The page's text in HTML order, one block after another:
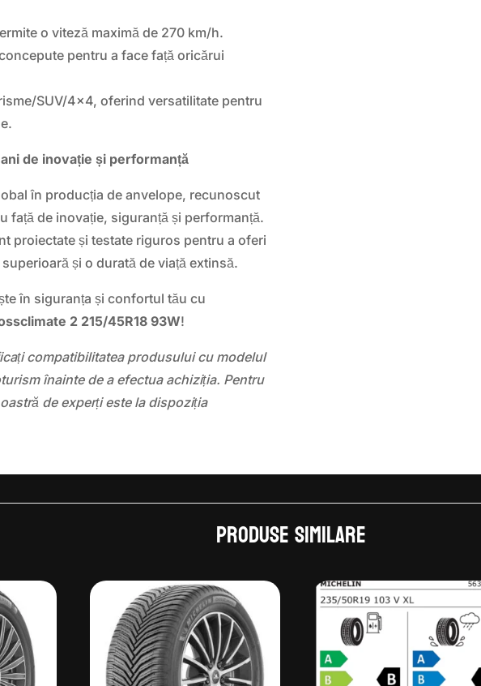
o viteză maximă de 270 km/h.
pentru a face față oricărui
SUV/4×4, oferind versatilitate pentru
de inovație și performanță
în producția de anvelope, recunoscut
față de inovație, siguranță și performanță.
proiectate și testate riguros pentru a oferi
și o durată de viață extinsă.
în siguranța și confortul tău cu
2 215/45R18 93W!
compatibilitatea produsului cu modelul
înainte de a efectua achiziția. Pentru
de experți este la dispoziția
Produse similare